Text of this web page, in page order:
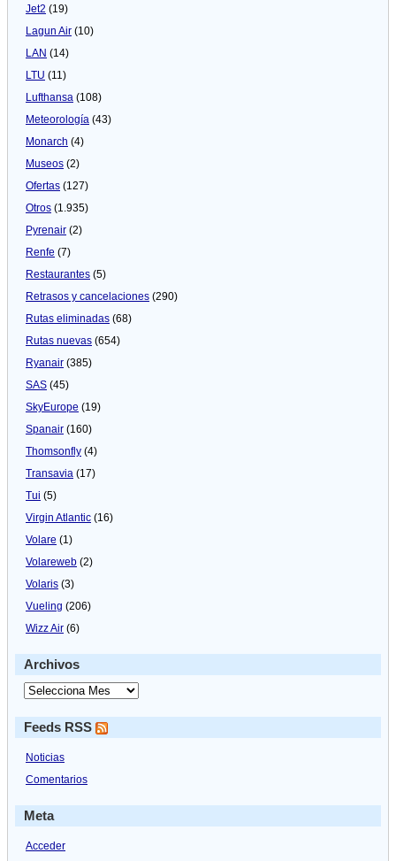
Jet2 (19)
Lagun Air (10)
LAN (14)
LTU (11)
Lufthansa (108)
Meteorologí­a (43)
Monarch (4)
Museos (2)
Ofertas (127)
Otros (1.935)
Pyrenair (2)
Renfe (7)
Restaurantes (5)
Retrasos y cancelaciones (290)
Rutas eliminadas (68)
Rutas nuevas (654)
Ryanair (385)
SAS (45)
SkyEurope (19)
Spanair (160)
Thomsonfly (4)
Transavia (17)
Tui (5)
Virgin Atlantic (16)
Volare (1)
Volareweb (2)
Volaris (3)
Vueling (206)
Wizz Air (6)
Archivos
Feeds RSS
Noticias
Comentarios
Meta
Acceder